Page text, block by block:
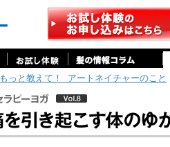
もっと教えて！ アートネイチャーのこと